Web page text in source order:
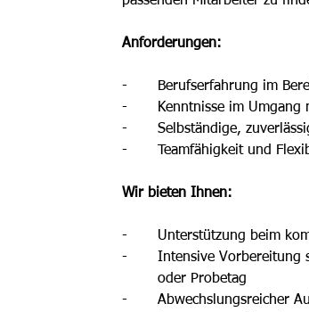
Anforderungen:
-	Berufserfahrung im
-	Kenntnisse im
-	Selbständige,
-	Teamfähigkeit und
Wir bieten Ihnen:
-	Unterstützung beim
-	Intensive
	oder Probetag
-	Abwechslungsreicher